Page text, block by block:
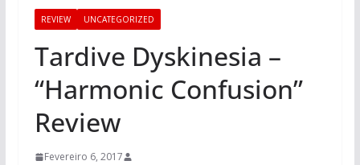
REVIEW UNCATEGORIZED
Tardive Dyskinesia –
“Harmonic Confusion”
Review
Fevereiro 6, 2017